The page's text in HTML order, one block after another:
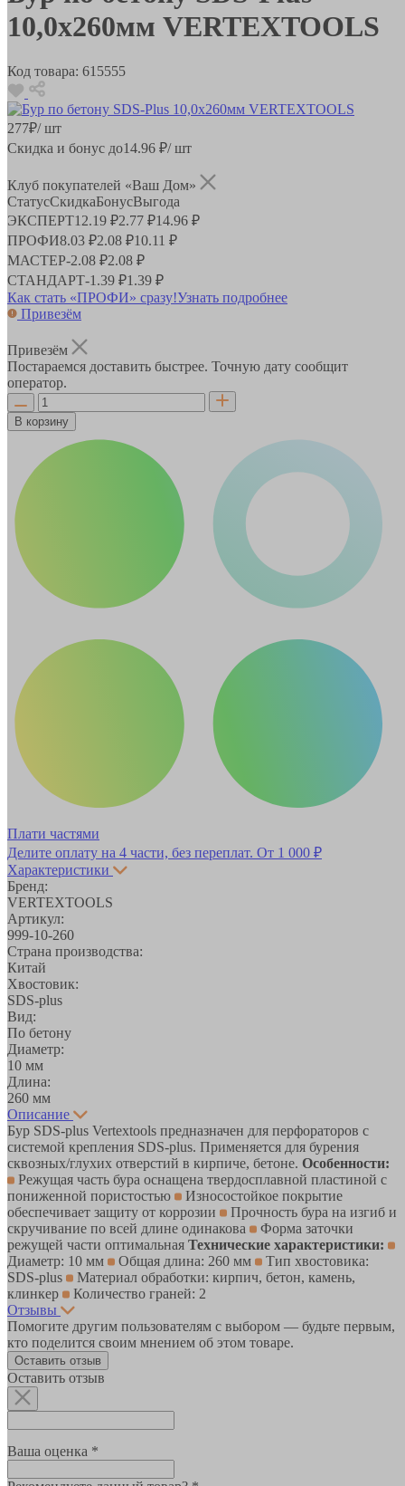
10,0х260мм VERTEXTOOLS
Код товара: 615555
277₽/ шт
Скидка и бонус до14.96 ₽/ шт
Клуб покупателей «Ваш Дом»
СтатусСкидкаБонусВыгода
ЭКСПЕРТ12.19 ₽2.77 ₽14.96 ₽
ПРОФИ8.03 ₽2.08 ₽10.11 ₽
МАСТЕР-2.08 ₽2.08 ₽
СТАНДАРТ-1.39 ₽1.39 ₽
Как стать «ПРОФИ» сразу!Узнать подробнее
Привезём
Привезём
Постараемся доставить быстрее. Точную дату сообщит
оператор.
В корзину
Плати частями
Делите оплату на 4 части, без переплат. От 1 000 ₽
Характеристики
Бренд:
VERTEXTOOLS
Артикул:
999-10-260
Страна производства:
Китай
Хвостовик:
SDS-plus
Вид:
По бетону
Диаметр:
10 мм
Длина:
260 мм
Описание
Бур SDS-plus Vertextools предназначен для перфораторов с
системой крепления SDS-plus. Применяется для бурения
сквозных/глухих отверстий в кирпиче, бетоне. Особенности:
Режущая часть бура оснащена твердосплавной пластиной с
пониженной пористостью
Износостойкое покрытие
обеспечивает защиту от коррозии
Прочность бура на изгиб и
скручивание по всей длине одинакова
Форма заточки
режущей части оптимальная Технические характеристики:
Диаметр: 10 мм
Общая длина: 260 мм
Тип хвостовика:
SDS-plus
Материал обработки: кирпич, бетон, камень,
клинкер
Количество граней: 2
Отзывы
Помогите другим пользователям с выбором — будьте первым,
кто поделится своим мнением об этом товаре.
Оставить отзыв
Оставить отзыв
Ваша оценка *